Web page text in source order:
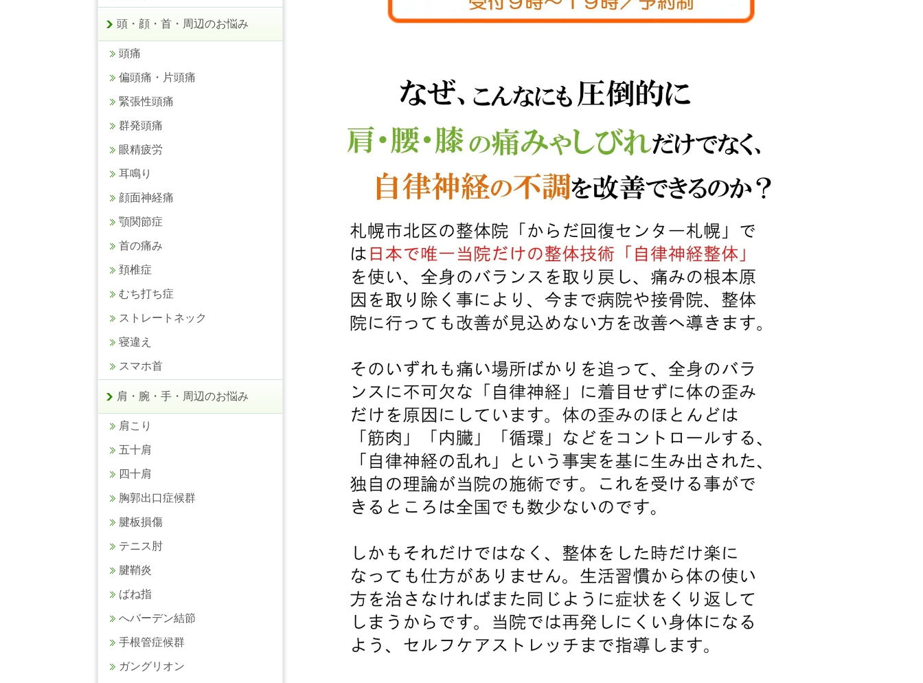
頭・顔・首・周辺のお悩み
頭痛
偏頭痛・片頭痛
緊張性頭痛
群発頭痛
眼精疲労
耳鳴り
顔面神経痛
顎関節症
首の痛み
頚椎症
むち打ち症
ストレートネック
寝違え
スマホ首
肩・腕・手・周辺のお悩み
肩こり
五十肩
四十肩
胸郭出口症候群
腱板損傷
テニス肘
腱鞘炎
ばね指
へバーデン結節
手根管症候群
ガングリオン